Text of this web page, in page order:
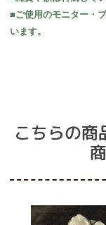
■ご使用のモニター・
います。
こちらの商